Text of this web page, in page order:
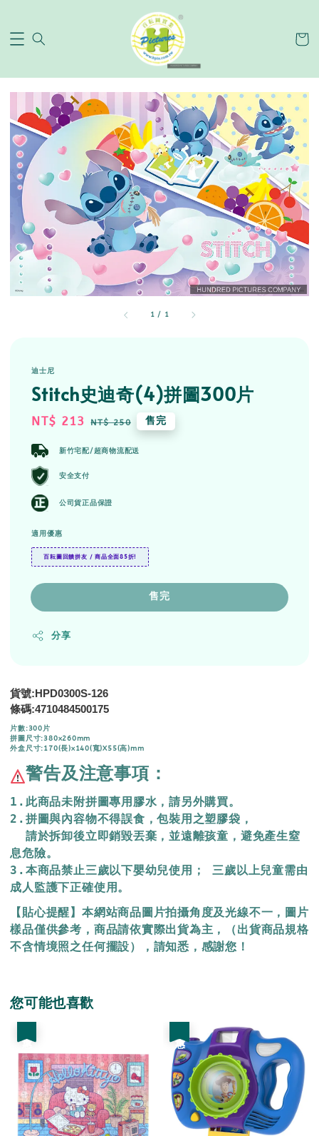
1 / 1
迪士尼
Stitch史迪奇(4)拼圖300片
Sale
NT$ 213 Regular
NT$ 250 售完
新竹宅配/超商物流配送
安全支付
公司貨正品保證
適用優惠
百耘圖回饋拼友 / 商品全面85折!
售完
分享
貨號:HPD0300S-126
條碼:4710484500175
片數:300片
拼圖尺寸:380x260mm
外盒尺寸:170(長)x140(寬)X55(高)mm
警告及注意事項：
1.此商品未附拼圖專用膠水，請另外購買。
2.拼圖與內容物不得誤食，包裝用之塑膠袋，
  請於拆卸後立即銷毀丟棄，
並遠離孩童，避免產生窒
息危險。
3.本商品禁止三歲以下嬰幼兒使用； 三歲以上兒童需由
成人監護下正確使用。
【貼心提醒】本網站商品圖片拍攝角度及光線不一，圖片
樣品僅供參考，商品請依實際出貨為主，（出貨商品規格
不含情境照之任何擺設），請知悉，感謝您！
您可能也喜歡